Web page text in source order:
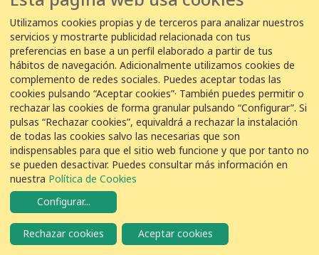
26/02/2025 18:00:00
EDAR Olot -Pep - EDAR Olot
1Zorzal Común Turdus philomelos
21 de febrero de 2025
21/02/2025 08:20:00
EDAR Olot -Pep - EDAR Olot
2Zorzal Común Turdus philomelos
19 de febrero de 2025
Utilizamos cookies propias y de terceros para analizar nuestros
servicios y mostrarte publicidad relacionada con tus
preferencias en base a un perfil elaborado a partir de tus
hábitos de navegación. Adicionalmente utilizamos cookies de
complemento de redes sociales. Puedes aceptar todas las
cookies pulsando “Aceptar cookies”· También puedes permitir o
rechazar las cookies de forma granular pulsando “Configurar”. Si
pulsas “Rechazar cookies”, equivaldrá a rechazar la instalación
de todas las cookies salvo las necesarias que son
indispensables para que el sitio web funcione y que por tanto no
se pueden desactivar. Puedes consultar más información en
nuestra Política de Cookies
Configurar...
Rechazar cookies Aceptar cookies